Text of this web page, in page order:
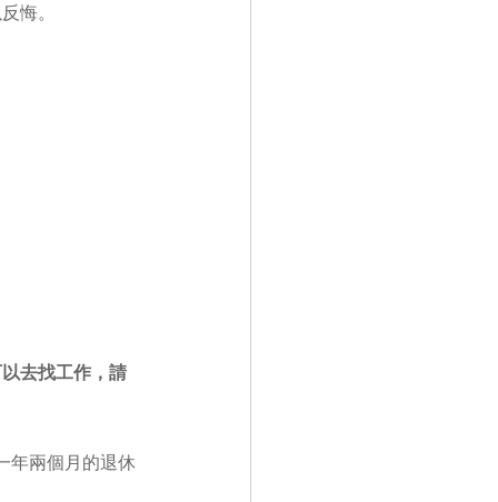
悔。
去找工作，請
年兩個月的退休